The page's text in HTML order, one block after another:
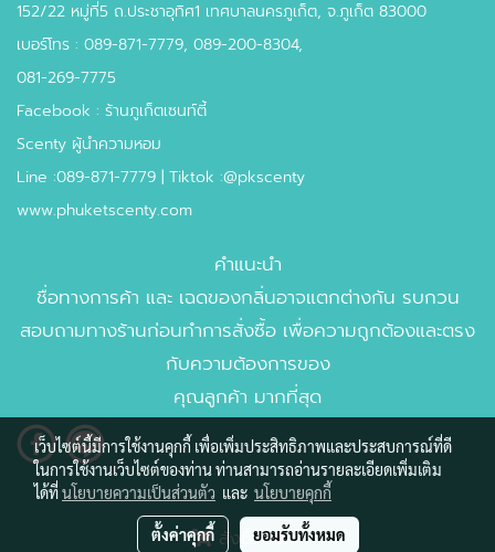
สั่งซื้อสินค้า
152/22 หมู่ที่5 ถ.ประชาอุทิศ1 เทศบาลนครภูเก็ต, จ.ภูเก็ต 83000
เบอร์โทร : 089-871-7779, 089-200-8304,
081-269-7775
Facebook : ร้านภูเก็ตเซนท์ตี้
Scenty ผู้นำความหอม
Line :089-871-7779 | Tiktok :@pkscenty
www.phuketscenty.com
คำแนะนำ
ชื่อทางการค้า และ เฉดของกลิ่นอาจแตกต่างกัน รบกวน
สอบถามทางร้านก่อนทำการสั่งซื้อ เพื่อความถูกต้องและตรง
กับความต้องการของ
คุณลูกค้า มากที่สุด
เว็บไซต์นี้มีการใช้งานคุกกี้ เพื่อเพิ่มประสิทธิภาพและประสบการณ์ที่ดี
ในการใช้งานเว็บไซต์ของท่าน ท่านสามารถอ่านรายละเอียดเพิ่มเติม
ได้ที่นโยบายความเป็นส่วนตัว และ นโยบายคุกกี้
ตั้งค่าคุกกี้ ยอมรับทั้งหมด